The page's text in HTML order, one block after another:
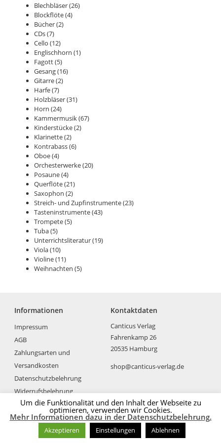
Blechbläser(26)
Blockflöte(4)
Bücher(2)
CDs(7)
Cello (12)
Englischhorn (1)
Fagott(5)
Gesang(16)
Gitarre(2)
Harfe(7)
Holzbläser(31)
Horn (24)
Kammermusik(67)
Kinderstücke(2)
Klarinette(2)
Kontrabass(6)
Oboe(4)
Orchesterwerke(20)
Posaune(4)
Querflöte(21)
Saxophon (2)
Streich- und Zupfinstrumente(23)
Tasteninstrumente(43)
Trompete(5)
Tuba(5)
Unterrichtsliteratur(19)
Viola(10)
Violine(11)
Weihnachten (5)
Informationen
Impressum
AGB
Zahlungsarten und
Versandkosten
Datenschutzbelehrung
Widerrufsbelehrung
Kontaktdaten
Canticus Verlag
Fahrenkamp 26
20535 Hamburg
shop@canticus-verlag.de
Um die Funktionalität und den Inhalt der Webseite zu
optimieren, verwenden wir Cookies.
Mehr Informationen dazu in der Datenschutzbelehrung.
Akzeptieren Einstellungen Ablehnen